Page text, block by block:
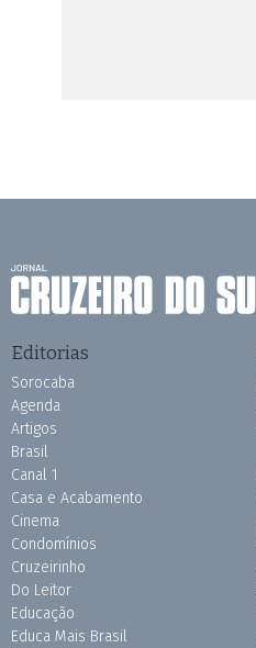
Editorias
Sorocaba
Agenda
Artigos
Brasil
Canal 1
Casa e Acabamento
Cinema
Condomínios
Cruzeirinho
Do Leitor
Educação
Educa Mais Brasil